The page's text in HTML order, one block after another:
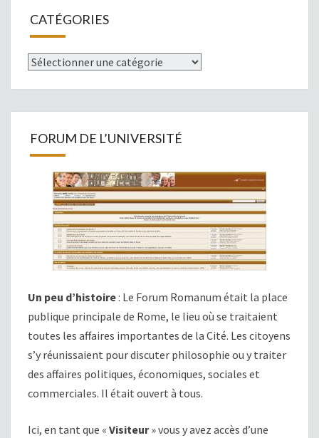
CATÉGORIES
Catégories
FORUM DE L’UNIVERSITÉ
Un peu d’histoire: Le Forum Romanum était la place
publique principale de Rome, le lieu où se traitaient
toutes les affaires importantes de la Cité. Les citoyens
s’y réunissaient pour discuter philosophie ou y traiter
des affaires politiques, économiques, sociales et
commerciales. Il était ouvert à tous.
Ici, en tant que « Visiteur» vous y avez accès d’une